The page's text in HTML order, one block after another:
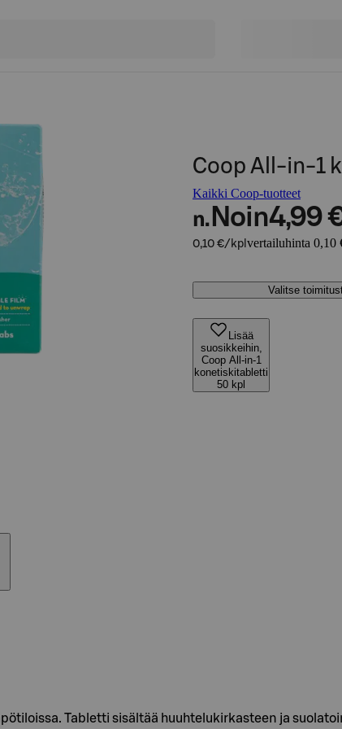
Coop All-in-1
Kaikki Coop-tuotteet
n. Noin4,99
0,10 €/kpl vertailuhinta 0,10
Valitse
Lisää
suosikkeihin,
Coop All-in-1
konetiskitabletti
50 kpl
Tabletti sisältää huuhtelukirkasteen ja